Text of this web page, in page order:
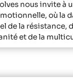
nous invite à
où la
de la résistance,
et de la